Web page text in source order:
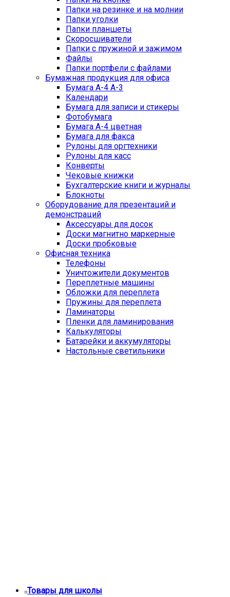
Папки на резинке и на молнии
Папки уголки
Папки планшеты
Скоросшиватели
Папки с пружиной и зажимом
Файлы
Папки портфели с файлами
Бумажная продукция для офиса
Бумага А-4 А-3
Календари
Бумага для записи и стикеры
Фотобумага
Бумага А-4 цветная
Бумага для факса
Рулоны для оргтехники
Рулоны для касс
Конверты
Чековые книжки
Бухгалтерские книги и журналы
Блокноты
Оборудование для презентаций и
демонстраций
Аксессуары для досок
Доски магнитно маркерные
Доски пробковые
Офисная техника
Телефоны
Уничтожители документов
Переплетные машины
Обложки для переплета
Пружины для переплета
Ламинаторы
Пленки для ламинирования
Калькуляторы
Батарейки и аккумуляторы
Настольные светильники
Товары для школы